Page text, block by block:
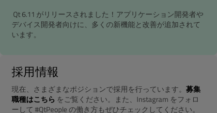
Qt 6.11 がリリースされました！アプリケーション開発者や
デバイス開発者向けに、多くの新機能と改善が追加されて
います。
採用情報
現在、さまざまなポジションで採用を行っています。 募集
職種はこちら をご覧ください。また、Instagram をフォロ
ーして #QtPeople の働き方もぜひチェックしてください。